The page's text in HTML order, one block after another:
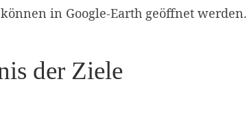
in Google-Earth geöffnet werden.
der Ziele